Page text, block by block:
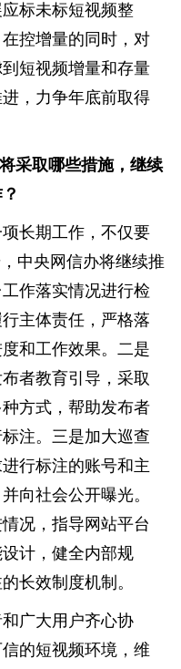
标未标短视频整
控增量的同时，对
短视频增量和存量
，力争年底前取得
采取哪些措施，继续
长期工作，不仅要
中央网信办将继续推
作落实情况进行检
主体责任，严格落
和工作效果。二是
者教育引导，采取
方式，帮助发布者
注。三是加大巡查
行标注的账号和主
向社会公开曝光。
况，指导网站平台
计，健全内部规
长效制度机制。
广大用户齐心协
的短视频环境，维